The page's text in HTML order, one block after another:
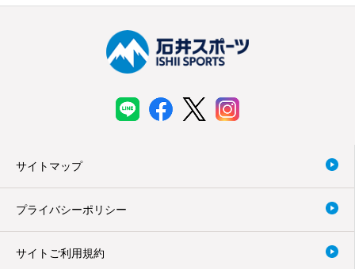
サイトマップ
プライバシーポリシー
サイトご利用規約